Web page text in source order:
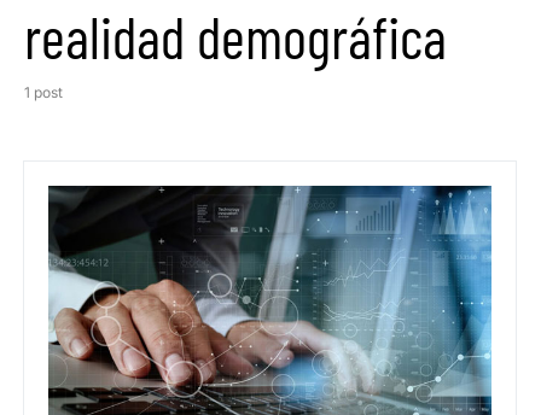
realidad demográfica
1 post